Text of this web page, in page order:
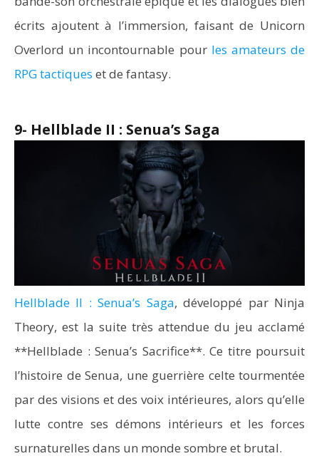
écrits ajoutent à l’immersion, faisant de Unicorn
Overlord un incontournable pour les amateurs de
RPG tactiques et de fantasy.
9- Hellblade II : Senua’s Saga
Hellblade II : Senua’s Saga, développé par Ninja
Theory, est la suite très attendue du jeu acclamé
**Hellblade : Senua’s Sacrifice**. Ce titre poursuit
l’histoire de Senua, une guerrière celte tourmentée
par des visions et des voix intérieures, alors qu’elle
lutte contre ses démons intérieurs et les forces
surnaturelles dans un monde sombre et brutal.